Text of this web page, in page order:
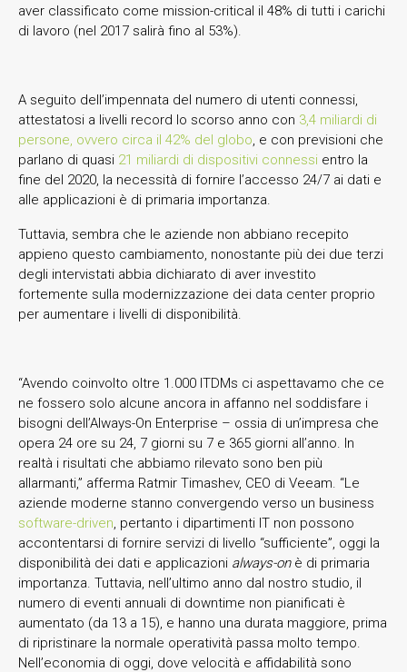
aver classificato come mission-critical il 48% di tutti i carichi
di lavoro (nel 2017 salirà fino al 53%).
A seguito dell’impennata del numero di utenti connessi,
attestatosi a livelli record lo scorso anno con 3,4 miliardi di
persone, ovvero circa il 42% del globo, e con previsioni che
parlano di quasi 21 miliardi di dispositivi connessi entro la
fine del 2020, la necessità di fornire l’accesso 24/7 ai dati e
alle applicazioni è di primaria importanza.
Tuttavia, sembra che le aziende non abbiano recepito
appieno questo cambiamento, nonostante più dei due terzi
degli intervistati abbia dichiarato di aver investito
fortemente sulla modernizzazione dei data center proprio
per aumentare i livelli di disponibilità.
“Avendo coinvolto oltre 1.000 ITDMs ci aspettavamo che ce
ne fossero solo alcune ancora in affanno nel soddisfare i
bisogni dell’Always-On Enterprise – ossia di un’impresa che
opera 24 ore su 24, 7 giorni su 7 e 365 giorni all’anno. In
realtà i risultati che abbiamo rilevato sono ben più
allarmanti,” afferma Ratmir Timashev, CEO di Veeam. “Le
aziende moderne stanno convergendo verso un business
software-driven, pertanto i dipartimenti IT non possono
accontentarsi di fornire servizi di livello “sufficiente”, oggi la
disponibilità dei dati e applicazioni always-on è di primaria
importanza. Tuttavia, nell’ultimo anno dal nostro studio, il
numero di eventi annuali di downtime non pianificati è
aumentato (da 13 a 15), e hanno una durata maggiore, prima
di ripristinare la normale operatività passa molto tempo.
Nell’economia di oggi, dove velocità e affidabilità sono